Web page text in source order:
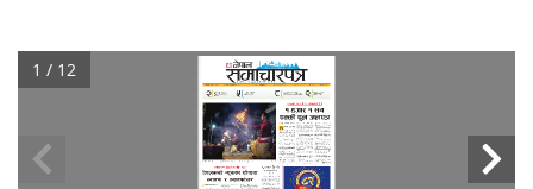
1 / 12